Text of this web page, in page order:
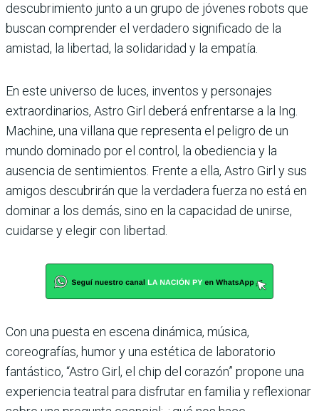
descubrimiento junto a un grupo de jóvenes robots que
buscan comprender el verdadero significado de la
amistad, la libertad, la solidaridad y la empatía.
En este universo de luces, inventos y personajes
extraordinarios, Astro Girl deberá enfrentarse a la Ing.
Machine, una villana que representa el peligro de un
mundo dominado por el control, la obediencia y la
ausencia de sentimientos. Frente a ella, Astro Girl y sus
amigos descubrirán que la verdadera fuerza no está en
dominar a los demás, sino en la capacidad de unirse,
cuidarse y elegir con libertad.
Con una puesta en escena dinámica, música,
coreografías, humor y una estética de laboratorio
fantástico, “Astro Girl, el chip del corazón” propone una
experiencia teatral para disfrutar en familia y reflexionar